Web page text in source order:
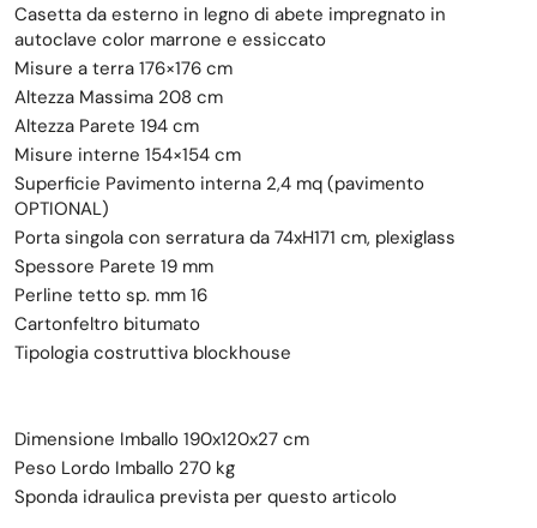
Casetta da esterno in legno di abete impregnato in
autoclave color marrone e essiccato
Misure a terra 176×176 cm
Altezza Massima 208 cm
Altezza Parete 194 cm
Misure interne 154×154 cm
Superficie Pavimento interna 2,4 mq (pavimento
OPTIONAL)
Porta singola con serratura da 74xH171 cm, plexiglass
Spessore Parete 19 mm
Perline tetto sp. mm 16
Cartonfeltro bitumato
Tipologia costruttiva blockhouse
Dimensione Imballo 190x120x27 cm
Peso Lordo Imballo 270 kg
Sponda idraulica prevista per questo articolo